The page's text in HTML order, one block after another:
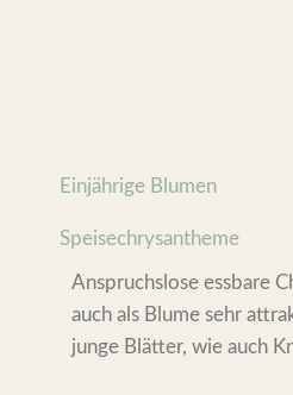
Einjährige Blumen
Speisechrysantheme
Anspruchslose essbare
auch als Blume sehr
junge Blätter, wie auch